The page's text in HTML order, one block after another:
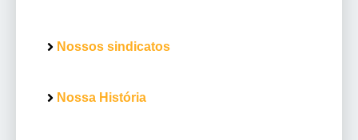
Nossos sindicatos
Nossa História